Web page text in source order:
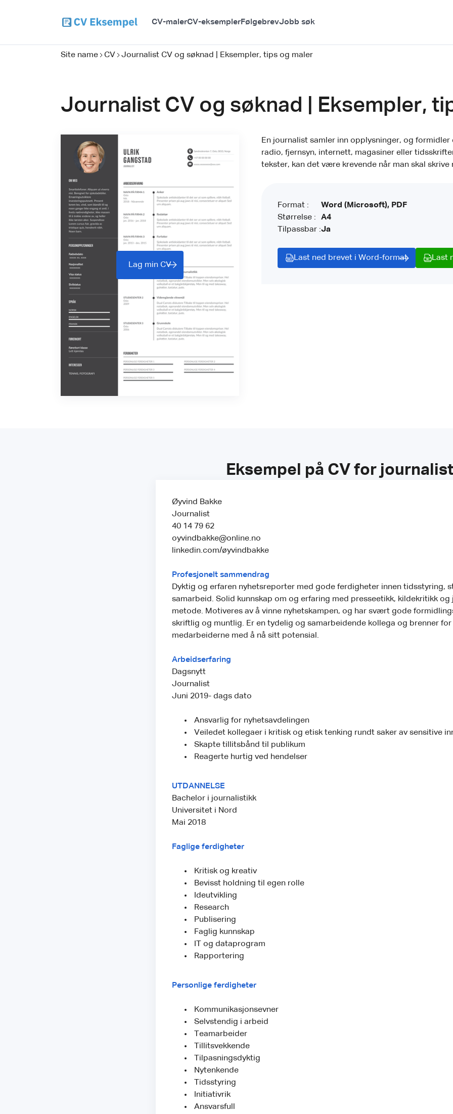
CV-malerCV-eksemplerFølgebrevJobb søk
Site name CV Journalist CV og søknad | Eksempler, tips og maler
Journalist CV og søknad | Eksempler,
Lag min CV
En journalist samler inn opplysninger, og
radio, fjernsyn, internett, magasiner eller
tekster, kan det være krevende når man skal skrive
Format :
Størrelse :
Tilpassbar :
Word (Microsoft), PDF
A4
Ja
Last ned brevet i Word-format Last
Eksempel på CV for journalist
Øyvind Bakke
Journalist
40 14 79 62
oyvindbakke@online.no
linkedin.com/øyvindbakke
Profesjonelt sammendrag
Dyktig og erfaren nyhetsreporter med gode ferdigheter innen tidsstyring,
samarbeid. Solid kunnskap om og erfaring med presseetikk, kildekritikk og
metode. Motiveres av å vinne nyhetskampen, og har svært gode
skriftlig og muntlig. Er en tydelig og samarbeidende kollega og brenner for
medarbeiderne med å nå sitt potensial.
Arbeidserfaring
Dagsnytt
Journalist
Juni 2019- dags dato
Ansvarlig for nyhetsavdelingen
Veiledet kollegaer i kritisk og etisk tenking rundt saker av sensitive
Skapte tillitsbånd til publikum
Reagerte hurtig ved hendelser
UTDANNELSE
Bachelor i journalistikk
Universitet i Nord
Mai 2018
Faglige ferdigheter
Kritisk og kreativ
Bevisst holdning til egen rolle
Ideutvikling
Research
Publisering
Faglig kunnskap
IT og dataprogram
Rapportering
Personlige ferdigheter
Kommunikasjonsevner
Selvstendig i arbeid
Teamarbeider
Tillitsvekkende
Tilpasningsdyktig
Nytenkende
Tidsstyring
Initiativrik
Ansvarsfull